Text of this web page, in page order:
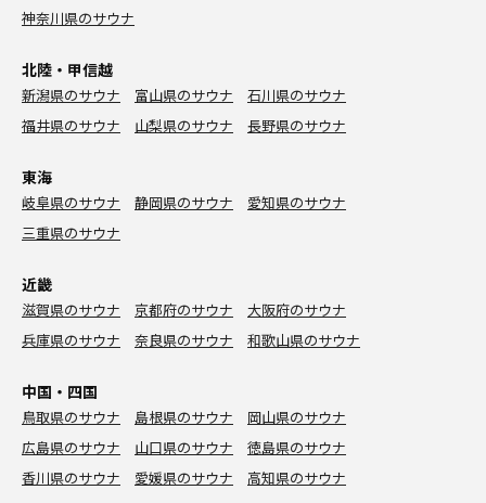
神奈川県のサウナ
北陸・甲信越
新潟県のサウナ 富山県のサウナ
石川県のサウナ
福井県のサウナ
山梨県のサウナ 長野県のサウナ
東海
岐阜県のサウナ 静岡県のサウナ
愛知県のサウナ
三重県のサウナ
近畿
滋賀県のサウナ 京都府のサウナ
大阪府のサウナ
兵庫県のサウナ
奈良県のサウナ 和歌山県のサウナ
中国・四国
鳥取県のサウナ 島根県のサウナ
岡山県のサウナ
広島県のサウナ
山口県のサウナ
徳島県のサウナ
香川県のサウナ
愛媛県のサウナ 高知県のサウナ